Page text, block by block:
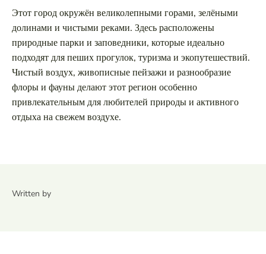
Этот город окружён великолепными горами, зелёными
долинами и чистыми реками. Здесь расположены
природные парки и заповедники, которые идеально
подходят для пеших прогулок, туризма и экопутешествий.
Чистый воздух, живописные пейзажи и разнообразие
флоры и фауны делают этот регион особенно
привлекательным для любителей природы и активного
отдыха на свежем воздухе.
Written by